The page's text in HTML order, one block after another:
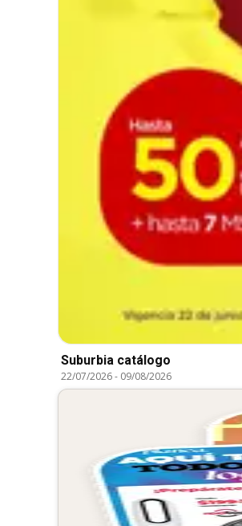
Suburbia catálogo
22/07/2026- 09/08/2026